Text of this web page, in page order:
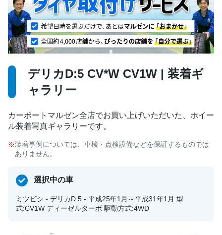
デリカD:5 CV*W CV1W | 装着ギ
ャラリー
カーポートマルゼン全店でお買い上げいただいた、ホイー
ル装着写真ギャラリーです。
装着事例については、車検・点検設備などを保証するものでは
ありません。
選択中の車
ミツビシ - デリカD:5 - 平成25年1月～平成31年1月 型
式:CV1W ディーゼルターボ 駆動方式:4WD